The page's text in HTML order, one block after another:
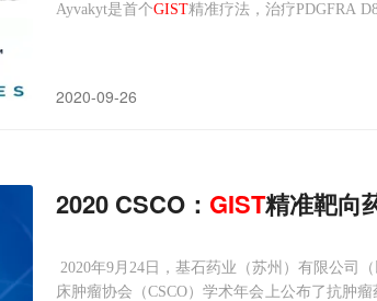
Ayvakyt是首个GIST精准疗法，治疗PDGFRA
2020-09-26
2020 CSCO： GIST精准靶向
2020年9月24日，基石药业（苏州）有限公司
床肿瘤协会（CSCO）学术年会上公布了抗肿